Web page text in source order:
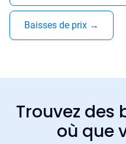
Baisses de prix →
Trouvez des
où que